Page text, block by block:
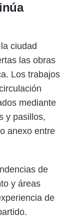
ciudad
las obras
Los trabajos
mediante
y pasillos,
anexo entre
de
y áreas
de